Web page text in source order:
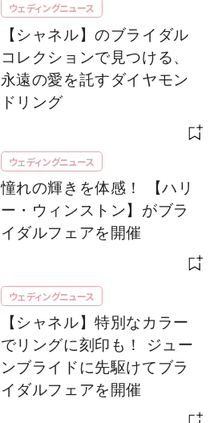
ウェディングニュース
【シャネル】のブライダル
コレクションで見つける、
永遠の愛を託すダイヤモン
ドリング
ウェディングニュース
憧れの輝きを体感！ 【ハリ
ー・ウィンストン】がブラ
イダルフェアを開催
ウェディングニュース
【シャネル】特別なカラー
でリングに刻印も！ ジュー
ンブライドに先駆けてブラ
イダルフェアを開催